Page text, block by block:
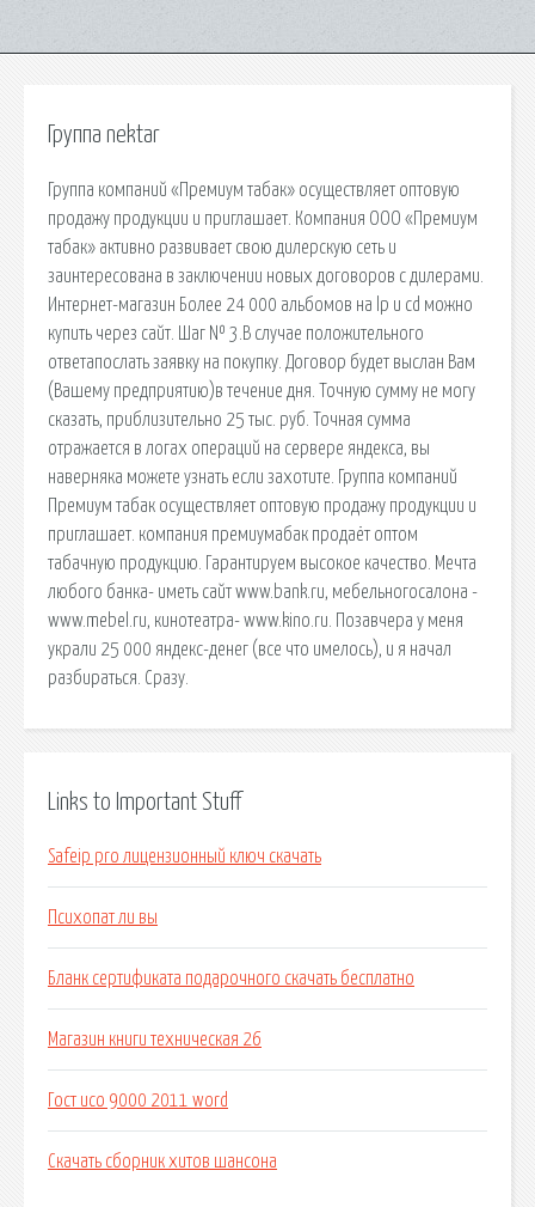
Группа nektar
Группа компаний «Премиум табак» осуществляет оптовую
продажу продукции и приглашает. Компания ООО «Премиум
табак» активно развивает свою дилерскую сеть и
заинтересована в заключении новых договоров с дилерами.
Интернет-магазин Более 24 000 альбомов на lp и cd можно
купить через сайт. Шаг № 3.В случае положительного
ответапослать заявку на покупку. Договор будет выслан Вам
(Вашему предприятию)в течение дня. Точную сумму не могу
сказать, приблизительно 25 тыс. руб. Точная сумма
отражается в логах операций на сервере яндекса, вы
наверняка можете узнать если захотите. Группа компаний
Премиум табак осуществляет оптовую продажу продукции и
приглашает. компания премиумабак продаёт оптом
табачную продукцию. Гарантируем высокое качество. Мечта
любого банка- иметь сайт www.bank.ru, мебельногосалона -
www.mebel.ru, кинотеатра- www.kino.ru. Позавчера у меня
украли 25 000 яндекс-денег (все что имелось), и я начал
разбираться. Сразу.
Links to Important Stuff
Safeip pro лицензионный ключ скачать
Психопат ли вы
Бланк сертификата подарочного скачать бесплатно
Магазин книги техническая 26
Гост исо 9000 2011 word
Скачать сборник хитов шансона